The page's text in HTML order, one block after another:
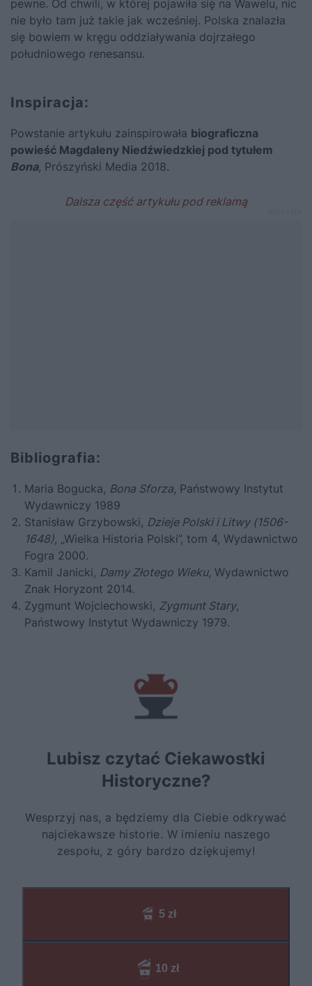
pewne. Od chwili, w której pojawiła się na Wawelu, nic
nie było tam już takie jak wcześniej. Polska znalazła
się bowiem w kręgu oddziaływania dojrzałego
południowego renesansu.
Inspiracja:
Powstanie artykułu zainspirowała biograficzna
powieść Magdaleny Niedźwiedzkiej pod tytułem
Bona, Prószyński Media 2018.
Bibliografia:
Maria Bogucka, Bona Sforza, Państwowy Instytut
Wydawniczy 1989
Stanisław Grzybowski, Dzieje Polski i Litwy (1506-
1648), „Wielka Historia Polski”, tom 4, Wydawnictwo
Fogra 2000.
Kamil Janicki, Damy Złotego Wieku, Wydawnictwo
Znak Horyzont 2014.
Zygmunt Wojciechowski, Zygmunt Stary,
Państwowy Instytut Wydawniczy 1979.